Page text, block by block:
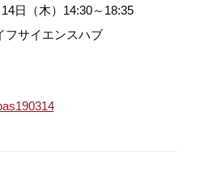
（木）14:30～18:35
サイエンスハブ